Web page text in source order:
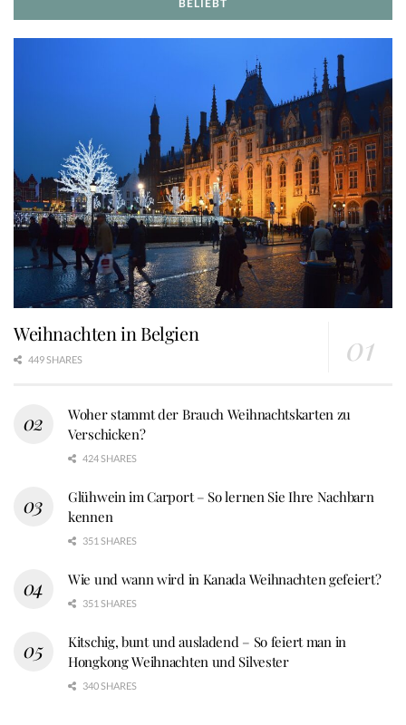
BELIEBT
Weihnachten in Belgien
449 SHARES
Woher stammt der Brauch Weihnachtskarten zu
Verschicken?
424 SHARES
Glühwein im Carport – So lernen Sie Ihre Nachbarn
kennen
351 SHARES
Wie und wann wird in Kanada Weihnachten gefeiert?
351 SHARES
Kitschig, bunt und ausladend – So feiert man in
Hongkong Weihnachten und Silvester
340 SHARES